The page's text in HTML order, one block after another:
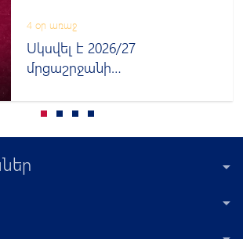
4 օր առաջ
Սկսվել է 2026/27
մրցաշրջանի